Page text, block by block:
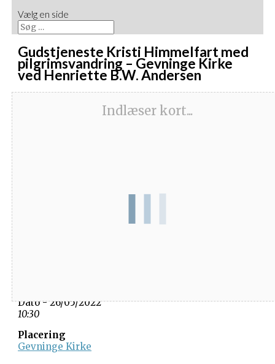
Vælg en side
Gudstjeneste Kristi Himmelfart med
pilgrimsvandring – Gevninge Kirke
ved Henriette B.W. Andersen
Indlæser kort...
Dato - 26/05/2022
10:30
Placering
Gevninge Kirke